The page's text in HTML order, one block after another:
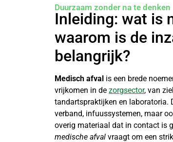
Duurzaam zonder na te denken
Inleiding: wat is
waarom is de
belangrijk?
Medisch afval is een brede
vrijkomen in de zorgsector, van
tandartspraktijken en laboratoria.
verband, infuussystemen, maar
overig materiaal dat in contact is
medische afval vraagt om een